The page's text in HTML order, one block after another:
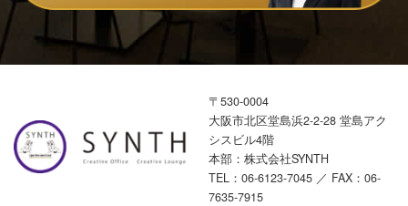
〒530-0004
大阪市北区堂島浜2-2-28 堂島アク
シスビル4階
本部：株式会社SYNTH
TEL： 06-6123-7045 ／ FAX：06-
7635-7915